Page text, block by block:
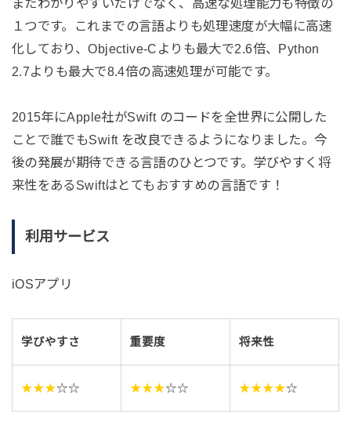
またわかりやすいだけでなく、高速な処理能力も特徴の
１つです。これまでの言語よりも処理速度が大幅に高速
化しており、Objective-Cよりも最大で2.6倍、Python
2.7よりも最大で8.4倍の高速処理が可能です。
2015年にApple社がSwift のコードを全世界に公開した
ことで誰でもSwift を改良できるようになりました。今
後の発展が期待できる言語のひとつです。学びやすく将
来性をあるSwiftはとてもおすすめの言語です！
利用サービス
iOSアプリ
学びやすさ 重要度 将来性
★★★☆☆ ★★★☆☆ ★★★★☆